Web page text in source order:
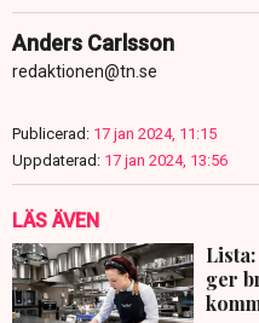
Anders Carlsson
redaktionen@tn.se
Publicerad: 17 jan 2024, 11:15
Uppdaterad: 17 jan 2024, 13:56
LÄS ÄVEN
ger